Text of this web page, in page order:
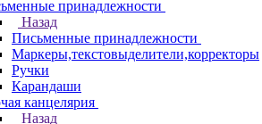
принадлежности
Назад
Письменные принадлежности
Маркеры,текстовыделители,корректоры
Ручки
Карандаши
канцелярия
Назад